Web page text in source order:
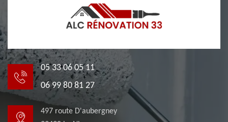
05 33 06 05 11
06 99 80 81 27
497 route D'aubergney